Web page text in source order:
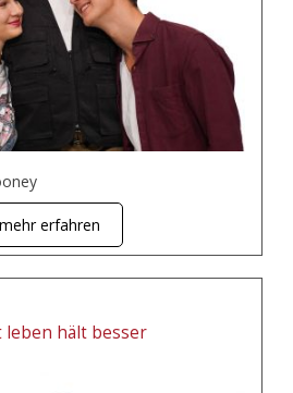
mehr erfahren
leben hält besser